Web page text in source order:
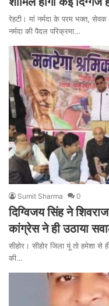
रेहटी। मां नर्मदा के परम भक्त, सेवक
नर्मदा की पैदल परिक्रमा…
Sumit Sharma 0
दिग्विजय सिंह ने
कांग्रेस ने ही उठाया
सीहोर। सीहोर जिला यूं तो हमेशा से
की…